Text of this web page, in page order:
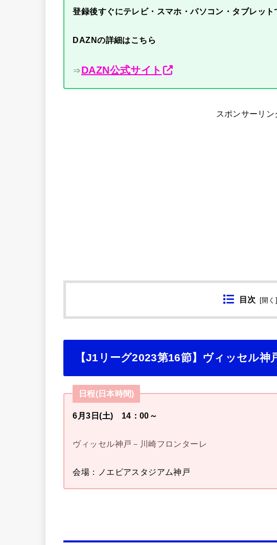
登録後すぐにテレビ・スマホ・パソコン・タブレッ
DAZNの詳細はこちら
⇒DAZN公式サイト
スポンサーリン
目次 [開く ]
【J1リーグ2023第16節】ヴィッセル
日程(日本時間)
6月3日(土) 14：00～
ヴィッセル神戸－川崎フロンターレ
会場：ノエビアスタジアム神戸